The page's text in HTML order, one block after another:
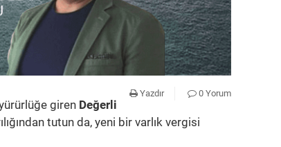
Yazdır 0 Yorum
giren Değerli
tutun da, yeni bir varlık vergisi